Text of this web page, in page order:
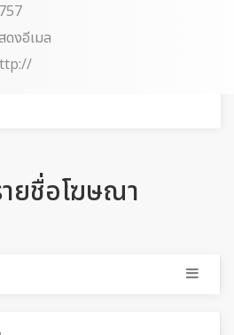
ดงอีเมล
ยชื่อโฆษณา